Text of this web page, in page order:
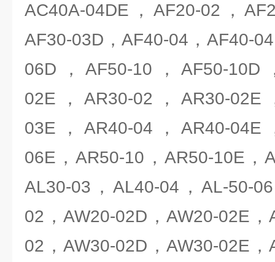
AC40A-04DE，AF20-02，
AF30-03D，AF40-04，AF40-
06D，AF50-10，AF50-10D
02E，AR30-02，AR30-02E
03E，AR40-04，AR40-04E
06E，AR50-10，AR50-10E，
AL30-03，AL40-04，AL-50-
02，AW20-02D，AW20-02E，
02，AW30-02D，AW30-02E，